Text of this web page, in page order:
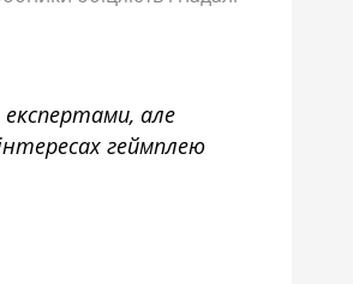
але
геймплею